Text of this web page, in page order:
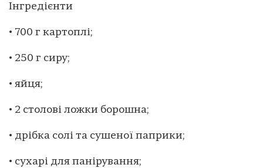
Інгредієнти
• 700 г картоплі;
• 250 г сиру;
• яйця;
• 2 столові ложки борошна;
• дрібка солі та сушеної паприки;
• сухарі для панірування;